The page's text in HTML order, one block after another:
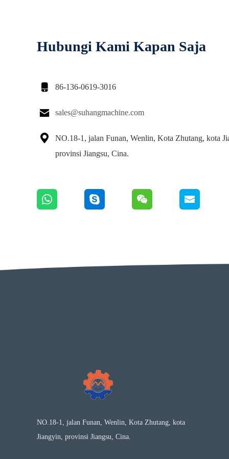
Hubungi Kami Kapan Saja
 86-136-0619-3016
 sales@suhangmachine.com

NO.18-1, jalan Funan, Wenlin, Kota Zhutang, kota
provinsi Jiangsu, Cina.
NO.18-1, jalan Funan, Wenlin, Kota Zhutang, kota
Jiangyin, provinsi Jiangsu, Cina.